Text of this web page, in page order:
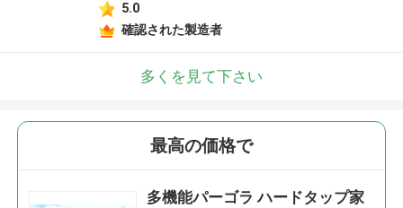
5.0
確認された製造者
多くを見て下さい
最高の価格で
多機能パーゴラ ハードタップ家